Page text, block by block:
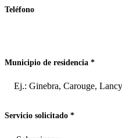
Teléfono
Municipio de residencia *
Servicio solicitado *